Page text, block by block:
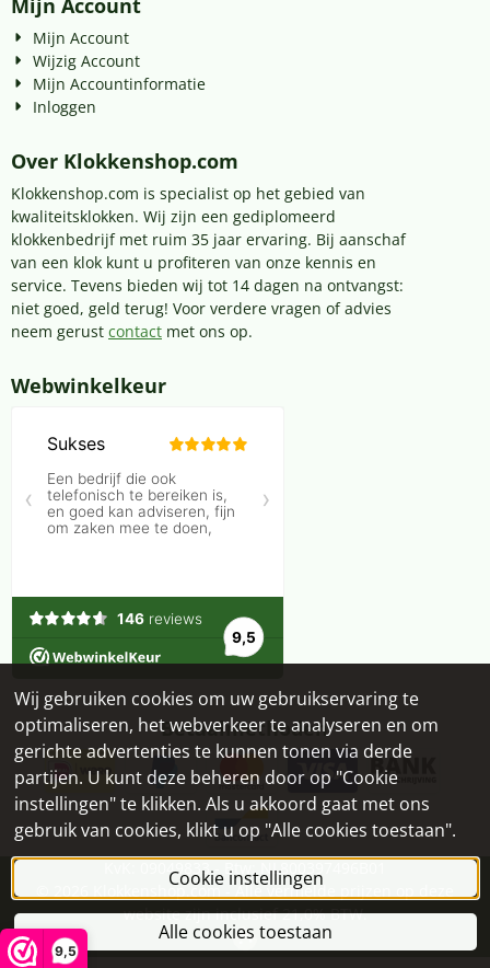
9,5
Mijn Account
Mijn Account
Wijzig Account
Mijn Accountinformatie
Inloggen
Over Klokkenshop.com
Klokkenshop.com is specialist op het gebied van
kwaliteitsklokken. Wij zijn een gediplomeerd
klokkenbedrijf met ruim 35 jaar ervaring. Bij aanschaf
van een klok kunt u profiteren van onze kennis en
service. Tevens bieden wij tot 14 dagen na ontvangst:
niet goed, geld terug! Voor verdere vragen of advies
neem gerust contact met ons op.
Webwinkelkeur
Betaalmethoden
KvK: 09049833 - Btw: NL800397496B01
Klokkenshop.com - Alle vermelde prijzen op deze
website zijn inclusief 21,0% BTW.
Wij gebruiken cookies om uw gebruikservaring te
optimaliseren, het webverkeer te analyseren en om
gerichte advertenties te kunnen tonen via derde
partijen. U kunt deze beheren door op "Cookie
instellingen" te klikken. Als u akkoord gaat met ons
gebruik van cookies, klikt u op "Alle cookies toestaan".
Cookie instellingen
Alle cookies toestaan